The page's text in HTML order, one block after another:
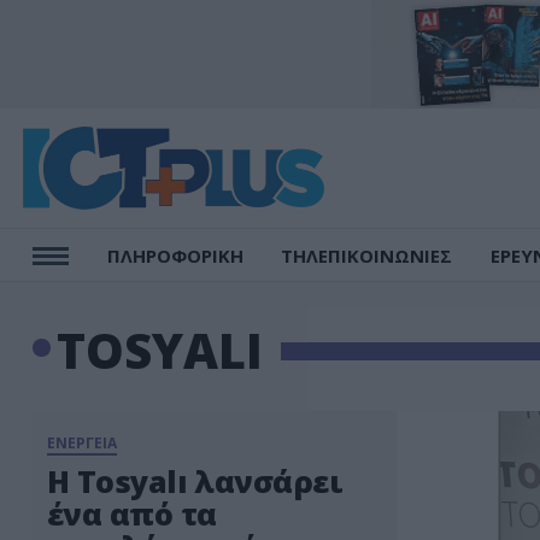
ΠΛΗΡΟΦΟΡΙΚΗ ΤΗΛΕΠΙΚΟΙΝΩΝΙΕΣ
TOSYALI
ΕΝΕΡΓΕΙΑ
Η Tosyalı λανσάρει
ένα από τα